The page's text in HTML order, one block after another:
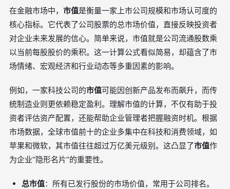
在金融市场中， 市值是衡量一家上市公司规模和市场认可度的
核心指标。它代表了公司股票的总市场价值，直接反映投资者
对企业未来发展的信心。简单来说，市值就是公司流通股数乘
以当前每股股价的乘积。这一计算公式看似简易，却蕴含了市
场情绪、宏观经济和行业动态等多重因素的影响。
例如，一家科技公司的市值可能因创新产品发布而飙升，而传
统制造业则更依赖稳定盈利。理解市值的计算，不仅有助于投
资者评估资产配置，还能帮助企业管理者把握融资时机。根据
市场数据，全球市值前十的企业多集中在科技和消费领域，如
苹果和微软，其市值往往超过万亿美元级别。这凸显了市值作
为企业“隐形名片”的重要性。
总市值：所有已发行股份的市场价值，常用于公司排名。